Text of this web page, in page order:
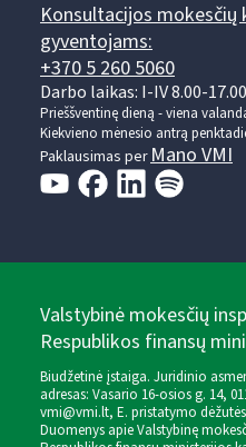
Konsultacijos mokesčių
gyventojams:
+370 5 260 5060
Darbo laikas: I-IV 8.00-
Prieššventinę dieną - viena
Kiekvieno mėnesio antrą
Paklausimas perMano VMI
Valstybinė mokesčių
Respublikos finansų
Biudžetinė įstaiga. Juridinio
adresas: Vasario 16-osios g. 14,
vmi@vmi.lt, E. pristatymo
Duomenys apie Valstybinę